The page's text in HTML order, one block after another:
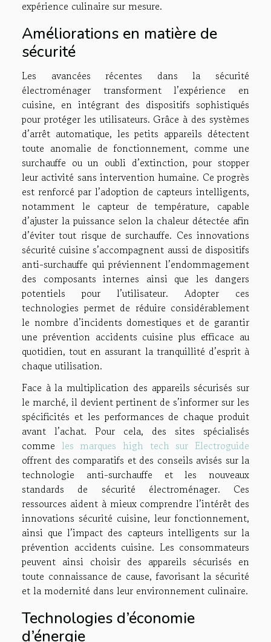
expérience culinaire sur mesure.
Améliorations en matière de
sécurité
Les avancées récentes dans la sécurité
électroménager transforment l’expérience en
cuisine, en intégrant des dispositifs sophistiqués
pour protéger les utilisateurs. Grâce à des systèmes
d’arrêt automatique, les petits appareils détectent
toute anomalie de fonctionnement, comme une
surchauffe ou un oubli d’extinction, pour stopper
leur activité sans intervention humaine. Ce progrès
est renforcé par l’adoption de capteurs intelligents,
notamment le capteur de température, capable
d’ajuster la puissance selon la chaleur détectée afin
d’éviter tout risque de surchauffe. Ces innovations
sécurité cuisine s’accompagnent aussi de dispositifs
anti-surchauffe qui préviennent l’endommagement
des composants internes ainsi que les dangers
potentiels pour l’utilisateur. Adopter ces
technologies permet de réduire considérablement
le nombre d’incidents domestiques et de garantir
une prévention accidents cuisine plus efficace au
quotidien, tout en assurant la tranquillité d’esprit à
chaque utilisation.
Face à la multiplication des appareils sécurisés sur
le marché, il devient pertinent de s’informer sur les
spécificités et les performances de chaque produit
avant l’achat. Pour cela, des sites spécialisés
comme les marques high tech sur Electroguide
offrent des comparatifs et des conseils avisés sur la
technologie anti-surchauffe et les nouveaux
standards de sécurité électroménager. Ces
ressources aident à mieux comprendre l’intérêt des
innovations sécurité cuisine, leur fonctionnement,
ainsi que l’impact des capteurs intelligents sur la
prévention accidents cuisine. Les consommateurs
peuvent ainsi choisir des appareils sécurisés en
toute connaissance de cause, favorisant la sécurité
et la modernité dans leur environnement culinaire.
Technologies d’économie
d’énergie